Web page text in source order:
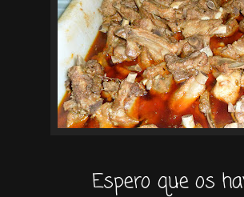
Espero que os